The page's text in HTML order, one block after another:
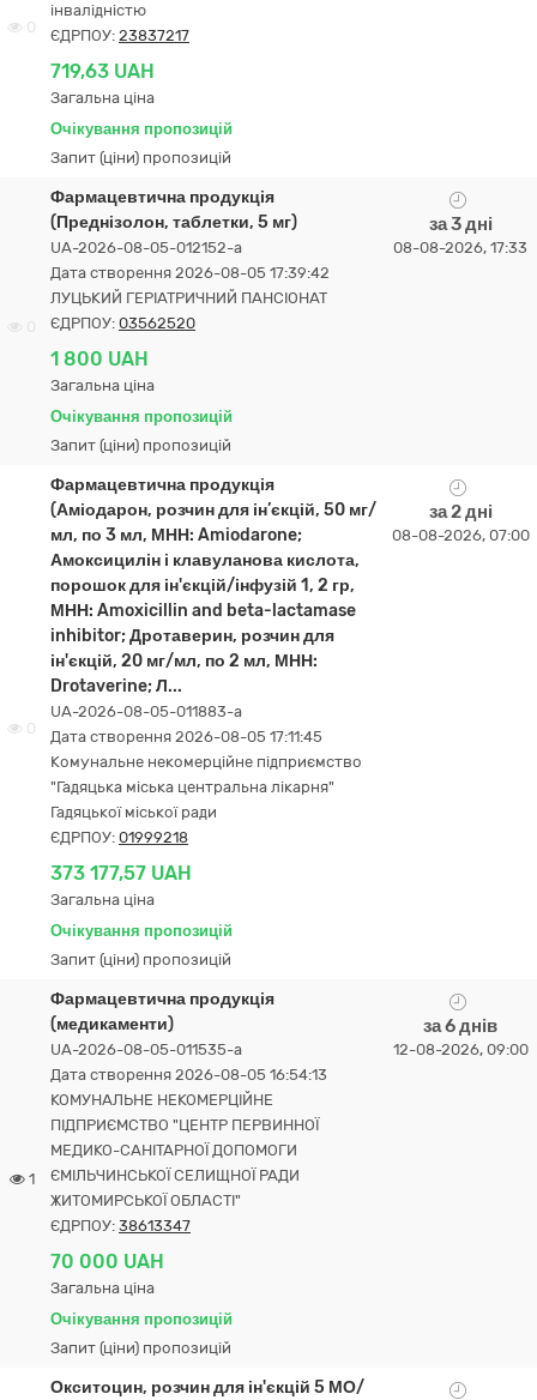
0
інвалідністю
ЄДРПОУ: 23837217
719,63 UAH
Загальна ціна
Очікування пропозицій
Запит (ціни) пропозицій
Фармацевтична продукція
(Преднізолон, таблетки, 5 мг)
UA-2026-08-05-012152-a
Дата створення 2026-08-05 17:39:42
ЛУЦЬКИЙ ГЕРІАТРИЧНИЙ ПАНСІОНАТ
ЄДРПОУ: 03562520
1 800 UAH
Загальна ціна
Очікування пропозицій
Запит (ціни) пропозицій
за 3 дні
08-08-2026, 17:33
0
Фармацевтична продукція
(Аміодарон, розчин для ін’єкцій, 50 мг/
мл, по 3 мл, МНН: Amiodarone;
Амоксицилін і клавуланова кислота,
порошок для ін'єкцій/інфузій 1, 2 гр,
МНН: Amoxicillin and beta-lactamase
inhibitor; Дротаверин, розчин для
ін'єкцій, 20 мг/мл, по 2 мл, МНН:
Drotaverine; Л...
UA-2026-08-05-011883-a
Дата створення 2026-08-05 17:11:45
Комунальне некомерційне підприємство
"Гадяцька міська центральна лікарня"
Гадяцької міської ради
ЄДРПОУ: 01999218
373 177,57 UAH
Загальна ціна
Очікування пропозицій
Запит (ціни) пропозицій
за 2 дні
08-08-2026, 07:00
1
Фармацевтична продукція
(медикаменти)
UA-2026-08-05-011535-a
Дата створення 2026-08-05 16:54:13
КОМУНАЛЬНЕ НЕКОМЕРЦІЙНЕ
ПІДПРИЄМСТВО "ЦЕНТР ПЕРВИННОЇ
МЕДИКО-САНІТАРНОЇ ДОПОМОГИ
ЄМІЛЬЧИНСЬКОЇ СЕЛИЩНОЇ РАДИ
ЖИТОМИРСЬКОЇ ОБЛАСТІ"
ЄДРПОУ: 38613347
70 000 UAH
Загальна ціна
Очікування пропозицій
Запит (ціни) пропозицій
за 6 днів
12-08-2026, 09:00
Окситоцин, розчин для ін'єкцій 5 МО/